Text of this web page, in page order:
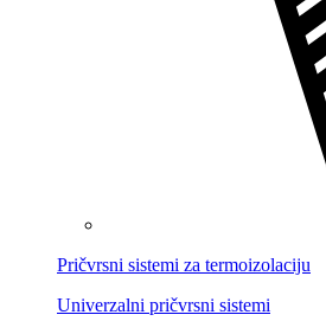
Pričvrsni sistemi za termoizolaciju
Univerzalni pričvrsni sistemi